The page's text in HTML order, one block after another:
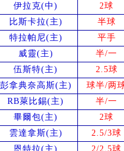
伊拉克(中)
2球
比斯卡拉(主)
半球
特拉帕尼(主)
平手
威靈(主)
半/一
伍斯特(主)
2.5球
彭拿典奈高斯(主)
球半/两
RB萊比錫(主)
半/一
畢爾包(主)
2球
雲達拿斯(主)
2.5/3球
恩特拉(主)
2/2.5球